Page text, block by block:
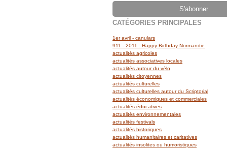
CATÉGORIES PRINCIPALES
1er avril - canulars
911 - 2011 : Happy Birthday Normandie
actualités agricoles
actualités associatives locales
actualités autour du vélo
actualités citoyennes
actualités culturelles
actualités culturelles autour du Scriptorial
actualités économiques et commerciales
actualités éducatives
actualités environnementales
actualités festivals
actualités historiques
actualités humanitaires et caritatives
actualités insolites ou humoristiques